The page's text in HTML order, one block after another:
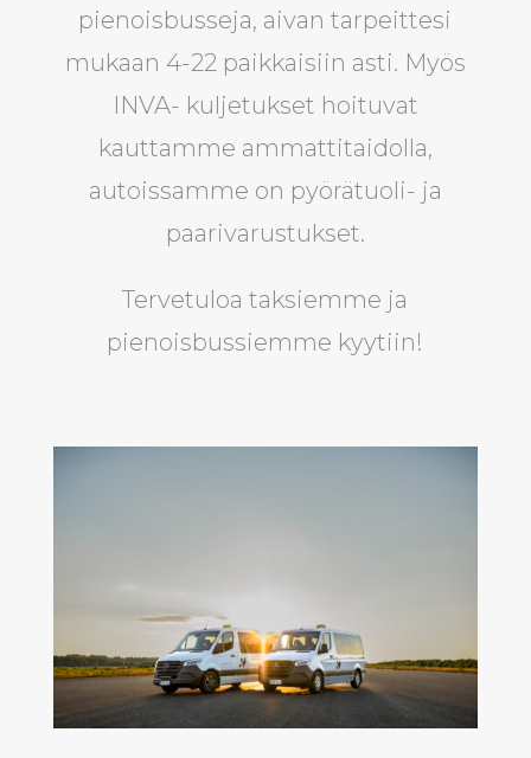
pienoisbusseja, aivan tarpeittesi
mukaan 4-22 paikkaisiin asti. Myös
INVA- kuljetukset hoituvat
kauttamme ammattitaidolla,
autoissamme on pyörätuoli- ja
paarivarustukset.
Tervetuloa taksiemme ja
pienoisbussiemme kyytiin!